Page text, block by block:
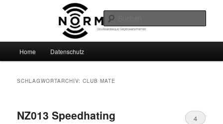
Normalzeit
Boulevardesque Gegenwartsthemen
Home Datenschutz
SCHLAGWORTARCHIV:CLUB MATE
NZ013 Speedhating 4